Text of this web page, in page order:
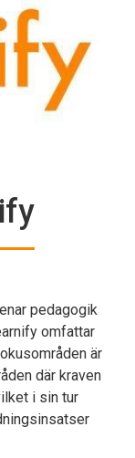
pedagogik
omfattar
är
där kraven
i sin tur